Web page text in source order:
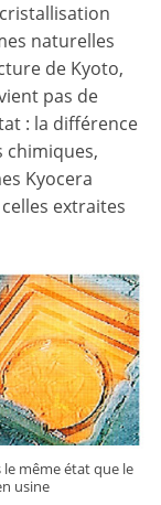
naturelles
de Kyoto,
pas de
: la différence
chimiques,
Kyocera
extraites
le même état que le
usine